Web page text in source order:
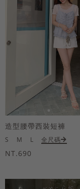
造型腰帶西裝短褲
S M L 全尺碼
NT.690